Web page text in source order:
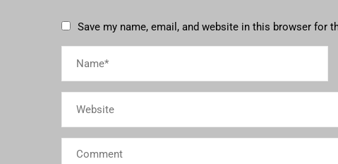
Save my name, email, and website in this browser for